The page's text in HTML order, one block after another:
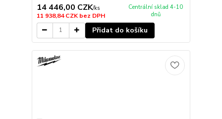
14 446,00 CZK/ks
11 938,84 CZKbez DPH
Centrální sklad 4-10
dnů
Přidat do košíku